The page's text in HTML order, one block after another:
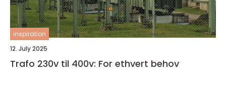
inspiration
12. July 2025
Trafo 230v til 400v: For ethvert behov